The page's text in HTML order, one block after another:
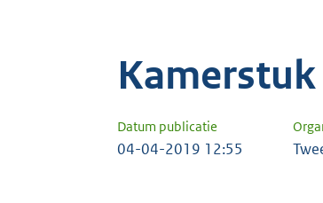
Kamerstuk
Datum publicatie
04-04-2019 12:55